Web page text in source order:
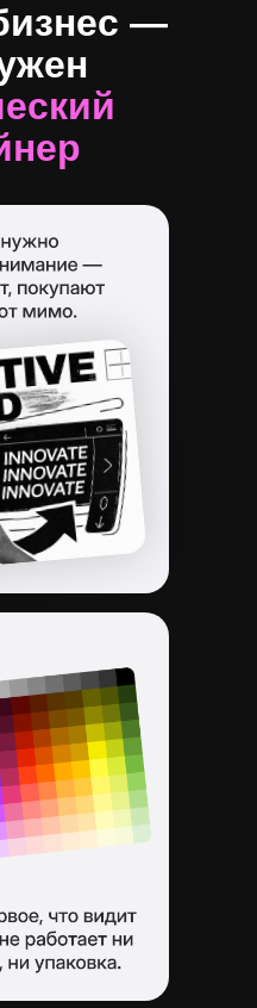
—
уже во
выпускники
или работают